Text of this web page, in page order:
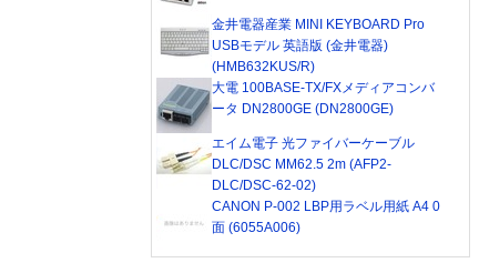
金井電器産業 MINI KEYBOARD Pro
USBモデル 英語版 (金井電器)
(HMB632KUS/R)
大電 100BASE-TX/FXメディアコンバ
ータ DN2800GE (DN2800GE)
エイム電子 光ファイバーケーブル
DLC/DSC MM62.5 2m (AFP2-
DLC/DSC-62-02)
CANON P-002 LBP用ラベル用紙 A4 0
面 (6055A006)